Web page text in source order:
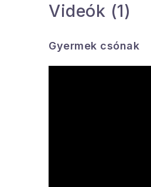
Videók (1)
Gyermek csónak